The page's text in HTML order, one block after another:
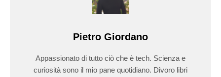
Pietro Giordano
Appassionato di tutto ciò che è tech. Scienza e
curiosità sono il mio pane quotidiano. Divoro libri